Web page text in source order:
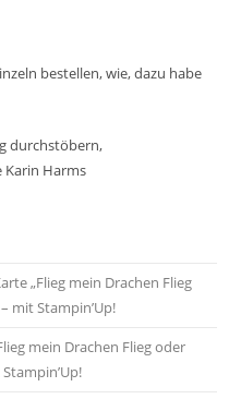
bestellen, wie, dazu habe
durchstöbern,
Karin Harms
„Flieg mein Drachen Flieg
mit Stampin’Up!
mein Drachen Flieg oder